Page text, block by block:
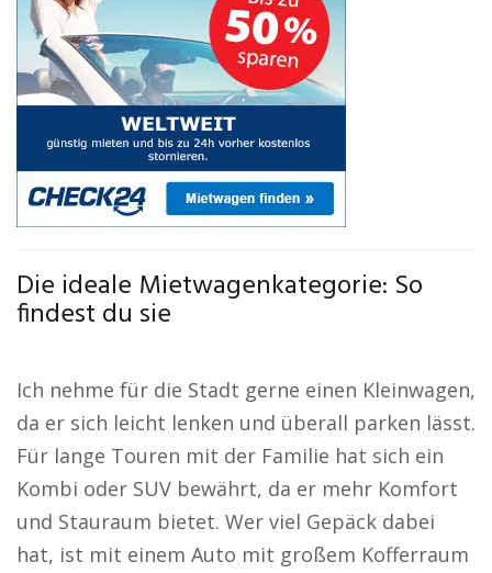
Die ideale Mietwagenkategorie: So
findest du sie
Ich nehme für die Stadt gerne einen Kleinwagen,
da er sich leicht lenken und überall parken lässt.
Für lange Touren mit der Familie hat sich ein
Kombi oder SUV bewährt, da er mehr Komfort
und Stauraum bietet. Wer viel Gepäck dabei
hat, ist mit einem Auto mit großem Kofferraum